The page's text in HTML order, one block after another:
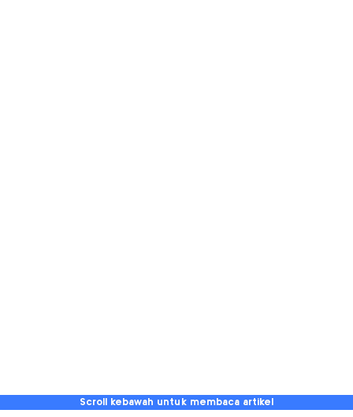
Scroll kebawah untuk membaca artikel